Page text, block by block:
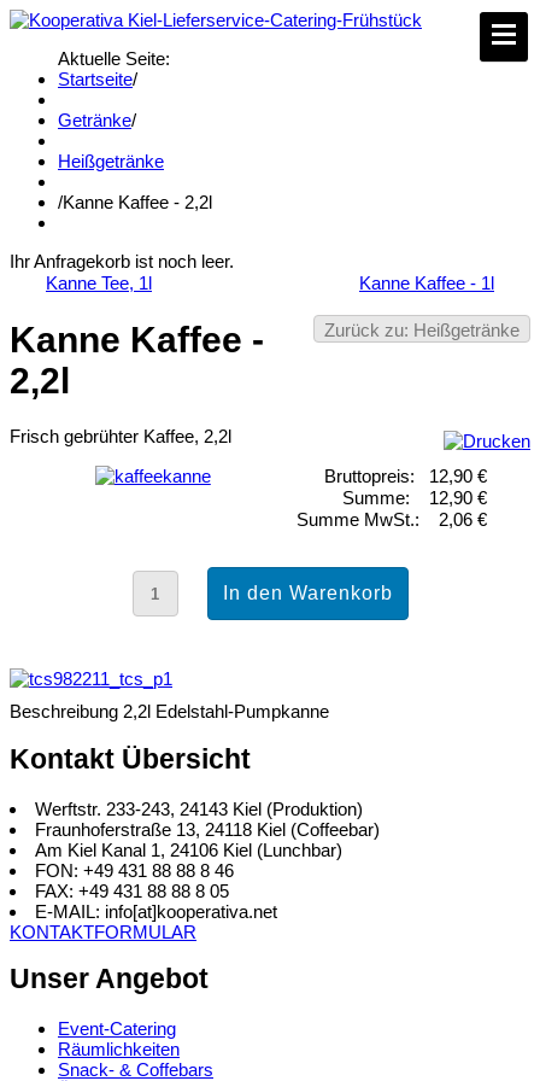
Aktuelle Seite:
Startseite/
Getränke/
Heißgetränke
/Kanne Kaffee - 2,2l
Ihr Anfragekorb ist noch leer.
Kanne Tee, 1l
Kanne Kaffee - 1l
Zurück zu: Heißgetränke
Kanne Kaffee -
2,2l
Frisch gebrühter Kaffee, 2,2l
Bruttopreis:
12,90 €
Summe:
12,90 €
Summe MwSt.:
2,06 €
Beschreibung 2,2l Edelstahl-Pumpkanne
Kontakt Übersicht
Werftstr. 233-243, 24143 Kiel (Produktion)
Fraunhoferstraße 13, 24118 Kiel (Coffeebar)
Am Kiel Kanal 1, 24106 Kiel (Lunchbar)
FON: +49 431 88 88 8 46
FAX: +49 431 88 88 8 05
E-MAIL: info[at]kooperativa.net
KONTAKTFORMULAR
Unser Angebot
Event-Catering
Räumlichkeiten
Snack- & Coffebars